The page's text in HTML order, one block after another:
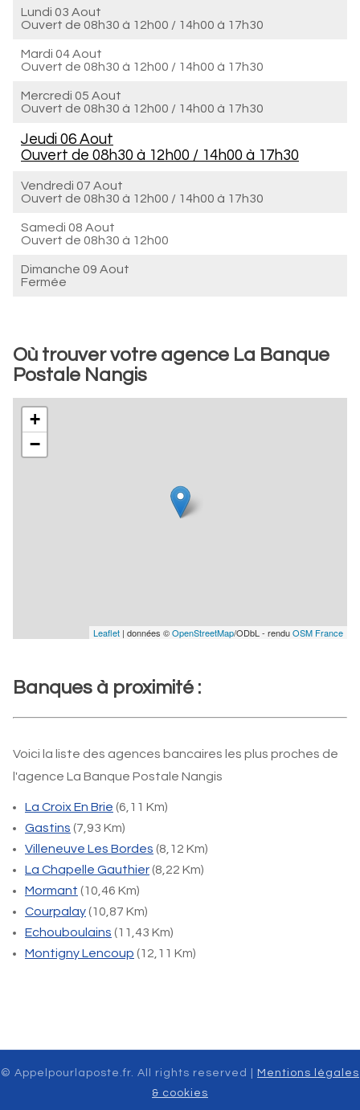
Lundi 03 Aout
Ouvert de 08h30 à 12h00 / 14h00 à 17h30
Mardi 04 Aout
Ouvert de 08h30 à 12h00 / 14h00 à 17h30
Mercredi 05 Aout
Ouvert de 08h30 à 12h00 / 14h00 à 17h30
Jeudi 06 Aout
Ouvert de 08h30 à 12h00 / 14h00 à 17h30
Vendredi 07 Aout
Ouvert de 08h30 à 12h00 / 14h00 à 17h30
Samedi 08 Aout
Ouvert de 08h30 à 12h00
Dimanche 09 Aout
Fermée
Où trouver votre agence La Banque
Postale Nangis
+
−
Leaflet | données ©OpenStreetMap/ODbL - renduOSM France
Banques à proximité :
Voici la liste des agences bancaires les plus proches de
l'agence La Banque Postale Nangis
La Croix En Brie (6,11 Km)
Gastins (7,93 Km)
Villeneuve Les Bordes (8,12 Km)
La Chapelle Gauthier(8,22 Km)
Mormant (10,46 Km)
Courpalay(10,87 Km)
Echouboulains (11,43 Km)
Montigny Lencoup (12,11 Km)
© Appelpourlaposte.fr. All rights reserved |
Mentions légales
& cookies